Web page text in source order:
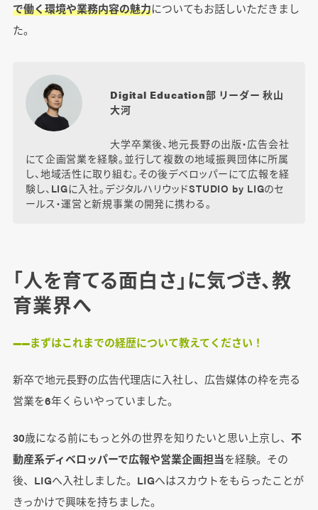
で働く環境や業務内容の魅力についてもお話しいただきまし
た。
Digital Education部 リーダー 秋山
大河
大学卒業後、地元長野の出版・広告会社
にて企画営業を経験。並行して複数の地域振興団体に所属
し、地域活性に取り組む。その後デベロッパーにて広報を経
験し、LIGに入社。デジタルハリウッドSTUDIO by LIGのセ
ールス・運営と新規事業の開発に携わる。
「人を育てる面白さ」に気づき、教
育業界へ
――まずはこれまでの経歴について教えてください！
新卒で地元長野の広告代理店に入社し、広告媒体の枠を売る
営業を6年くらいやっていました。
30歳になる前にもっと外の世界を知りたいと思い上京し、 不
動産系ディベロッパーで広報や営業企画担当を経験。その
後、LIGへ入社しました。LIGへはスカウトをもらったことが
きっかけで興味を持ちました。